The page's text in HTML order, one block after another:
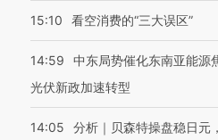
15:10 看空消费的“三大误区”
14:59
中东局势催化东南亚能源
光伏新政加速转型
14:05
分析｜贝森特操盘稳日元